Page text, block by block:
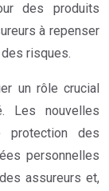
des produits
à repenser
risques.
un rôle crucial
Les nouvelles
protection des
personnelles
assureurs et,